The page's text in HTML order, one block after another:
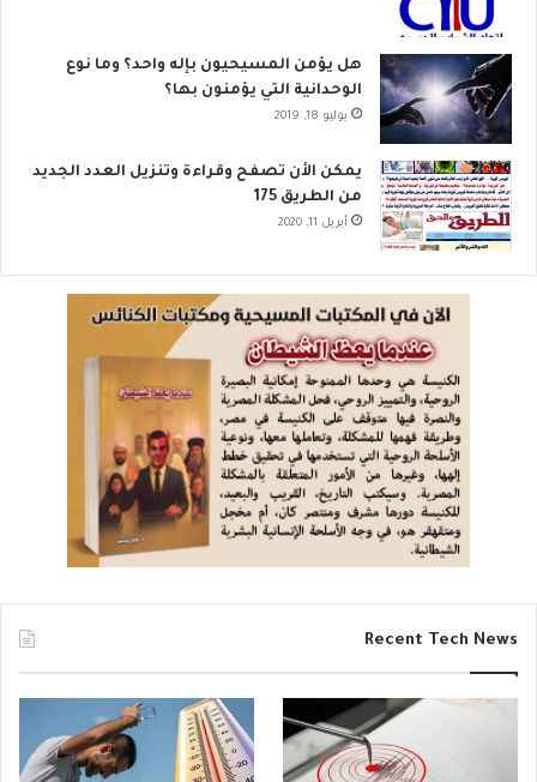
هل يؤمن المسيحيون بإله واحد؟ وما نوع
الوحدانية التي يؤمنون بها؟
يوليو 18, 2019
يمكن الأن تصفح وقراءة وتنزيل العدد الجديد
من الطريق 175
أبريل 11, 2020
Recent Tech News